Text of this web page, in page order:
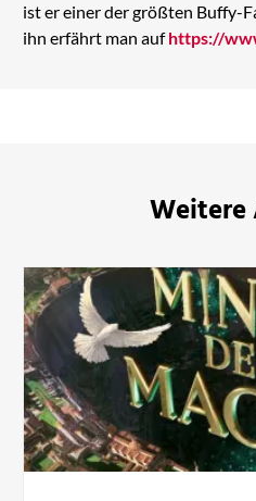
ist er einer der größten Buffy-
ihn erfährt man aufhttps://